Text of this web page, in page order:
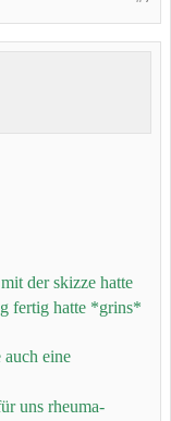
der skizze hatte
fertig hatte *grins*
auch eine
uns rheuma-